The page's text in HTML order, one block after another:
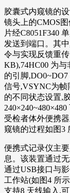
胶囊式内窥镜的
镜头上的CMOS
片经C8051F340
发送到端口。其
令与实现反馈重
KB),74HC00 为
的引脚
信号,VSYNC为帧
的不同状态设置,
受检者体外便携
窥镜的过程如图3
便携式记录仪主
息。该装置通过
通过USB接口与
工作站(如图4 所
支持8 天线输入,